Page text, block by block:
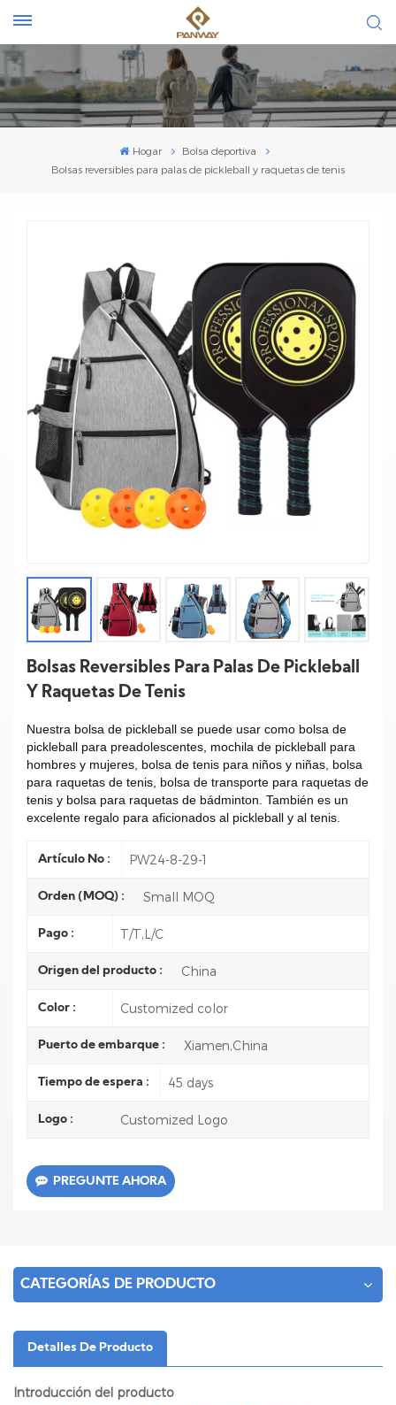
Hogar
Bolsa deportiva
Bolsas reversibles para palas de pickleball y raquetas de tenis
Bolsas Reversibles Para Palas De Pickleball
Y Raquetas De Tenis
Nuestra bolsa de pickleball se puede usar como bolsa de
pickleball para preadolescentes, mochila de pickleball para
hombres y mujeres, bolsa de tenis para niños y niñas, bolsa
para raquetas de tenis, bolsa de transporte para raquetas de
tenis y bolsa para raquetas de bádminton. También es un
excelente regalo para aficionados al pickleball y al tenis.
Artículo No : PW24-8-29-1
Orden (MOQ) : Small MOQ
Pago : T/T,L/C
Origen del producto : China
Color : Customized color
Puerto de embarque : Xiamen,China
Tiempo de espera : 45 days
Logo : Customized Logo
PREGUNTE AHORA
CATEGORÍAS DE PRODUCTO
Detalles De Producto
Introducción del producto